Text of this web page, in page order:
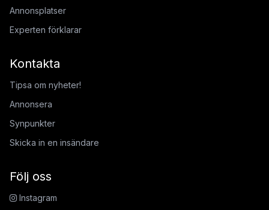
Annonsplatser
Experten förklarar
Kontakta
Tipsa om nyheter!
Annonsera
Synpunkter
Skicka in en insändare
Följ oss
Instagram